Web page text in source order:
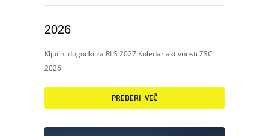
2026
Ključni dogodki za RLS 2027 Koledar aktivnosti ZSC
2026
PREBERI VEČ